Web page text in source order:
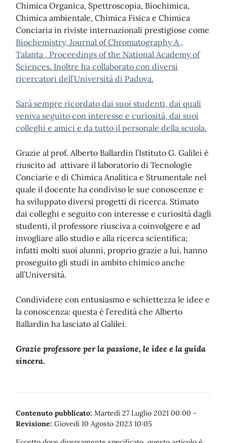
Chimica Organica, Spettroscopia, Biochimica,
Chimica ambientale, Chimica Fisica e Chimica
Conciaria in riviste internazionali prestigiose come
Biochemistry, Journal of Chromatography A ,
Talanta , Proceedings of the National Academy of
Sciences. Inoltre ha collaborato con diversi
ricercatori dell’Università di Padova.
Sarà sempre ricordato dai suoi studenti, dai quali
veniva seguito con interesse e curiosità, dai suoi
colleghi e amici e da tutto il personale della scuola.
Grazie al prof. Alberto Ballardin l’Istituto G. Galilei è
riuscito ad attivare il laboratorio di Tecnologie
Conciarie e di Chimica Analitica e Strumentale nel
quale il docente ha condiviso le sue conoscenze e
ha sviluppato diversi progetti di ricerca. Stimato
dai colleghi e seguito con interesse e curiosità dagli
studenti, il professore riusciva a coinvolgere e ad
invogliare allo studio e alla ricerca scientifica;
infatti molti suoi alunni, proprio grazie a lui, hanno
proseguito gli studi in ambito chimico anche
all’Università.
Condividere con entusiasmo e schiettezza le idee e
la conoscenza: questa è l’eredità che Alberto
Ballardin ha lasciato al Galilei.
Grazie professore per la passione, le idee e la guida
sincera.
Contenuto pubblicato: Martedì 27 Luglio 2021 00:00 -
Revisione: Giovedì 10 Agosto 2023 10:05